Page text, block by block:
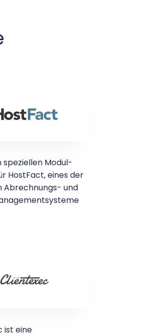
speziellen Modul-
HostFact, eines der
Abrechnungs- und
ist eine